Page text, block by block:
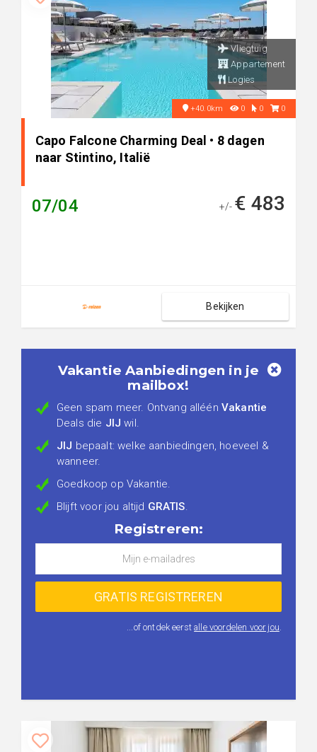
Vliegtuig
Appartement
Logies
+40.0km 0 0 0
Capo Falcone Charming Deal • 8 dagen
naar Stintino, Italië
07/04 +/- € 483
Bekijken
Vakantie Aanbiedingen in je
mailbox!
Geen spam meer. Ontvang alléén Vakantie
Deals die JIJ wil.
JIJ bepaalt: welke aanbiedingen, hoeveel &
wanneer.
Goedkoop op Vakantie.
Blijft voor jou altijd GRATIS.
Registreren:
...of ontdek eerstalle voordelen voor jou.